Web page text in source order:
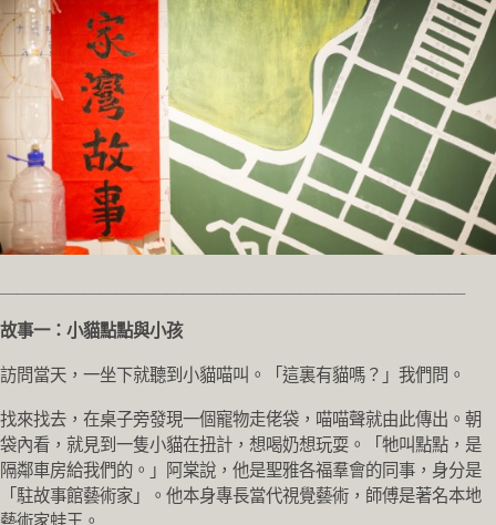
故事一：小貓點點與小孩
訪問當天，一坐下就聽到小貓喵叫。「這裏有貓嗎？」我們問。
找來找去，在桌子旁發現一個寵物走佬袋，喵喵聲就由此傳出。朝
袋內看，就見到一隻小貓在扭計，想喝奶想玩耍。「牠叫點點，是
隔鄰車房給我們的。」阿棠說，他是聖雅各福羣會的同事，身分是
「駐故事館藝術家」。他本身專長當代視覺藝術，師傅是著名本地